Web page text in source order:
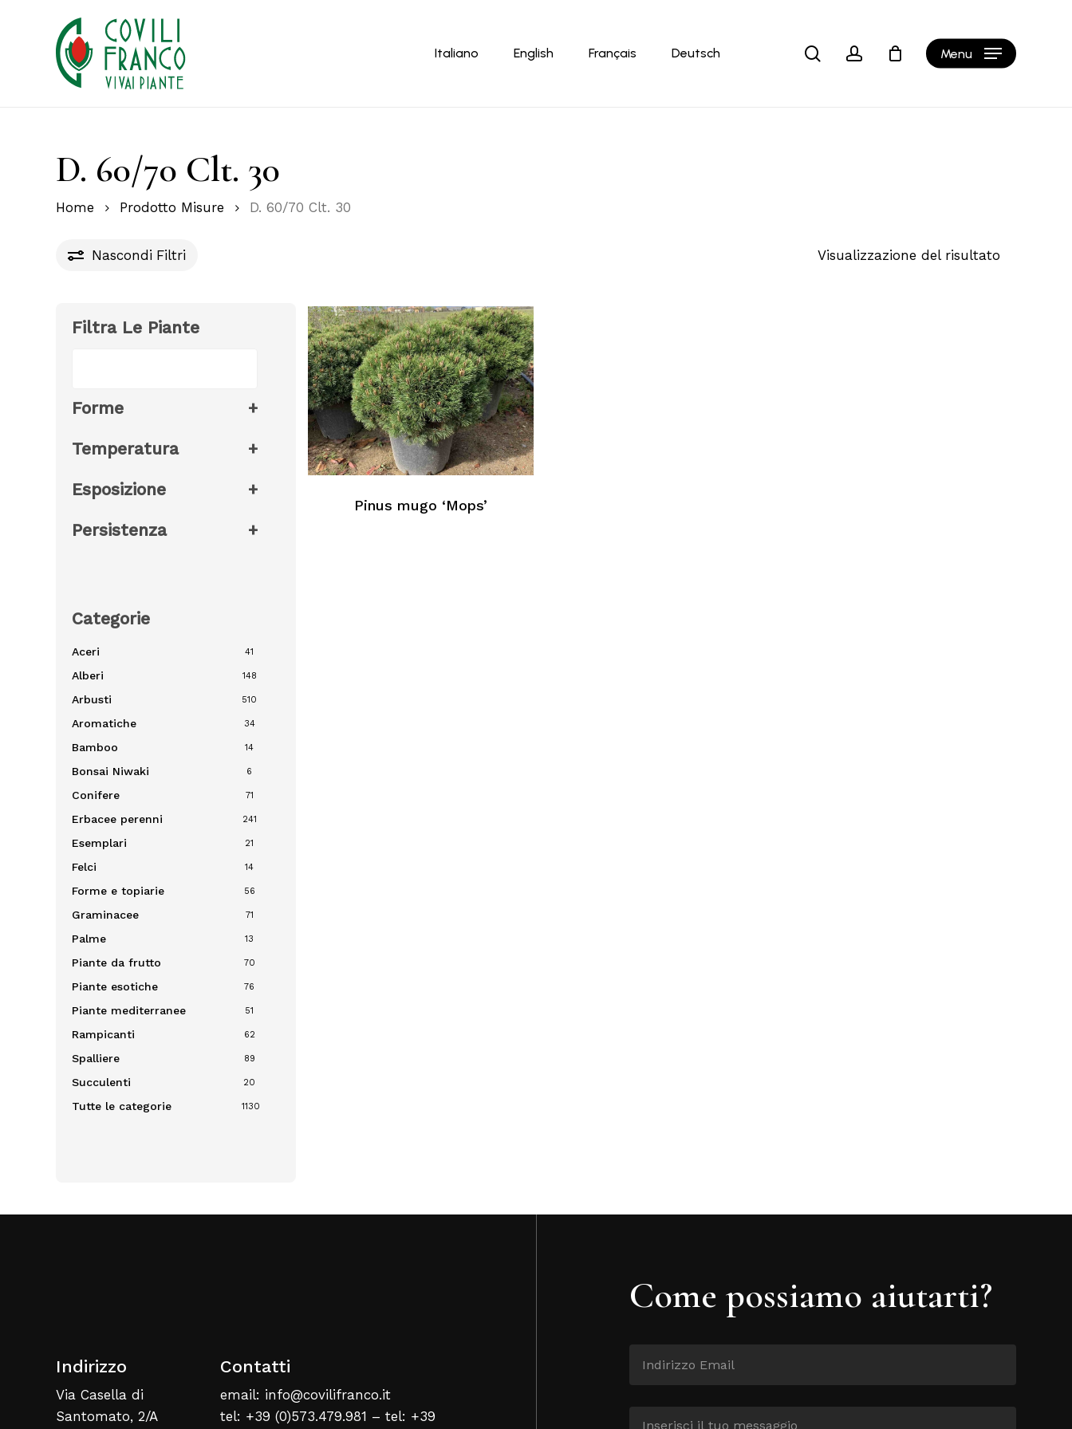
Italiano English Français Deutsch searchaccount Menu Cart
D. 60/70 Clt. 30
Home Prodotto Misure D. 60/70 Clt. 30
Nascondi Filtri Visualizzazione del risultato
Filtra Le Piante
Forme +
Temperatura +
Esposizione +
Persistenza +
Categorie
Aceri 41
Alberi 148
Arbusti 510
Aromatiche 34
Bamboo 14
Bonsai Niwaki 6
Conifere 71
Erbacee perenni 241
Esemplari 21
Felci 14
Forme e topiarie 56
Graminacee 71
Palme 13
Piante da frutto 70
Piante esotiche 76
Piante mediterranee 51
Rampicanti 62
Spalliere 89
Succulenti 20
Tutte le categorie 1130
Pinus mugo ‘Mops’
Indirizzo
Via Casella di
Santomato, 2/A
Contatti
email: info@covilifranco.it
tel: +39 (0)573.479.981 – tel: +39
Come possiamo aiutarti?